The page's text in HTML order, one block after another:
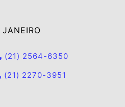
(21) 2564-6350
(21) 2270-3951